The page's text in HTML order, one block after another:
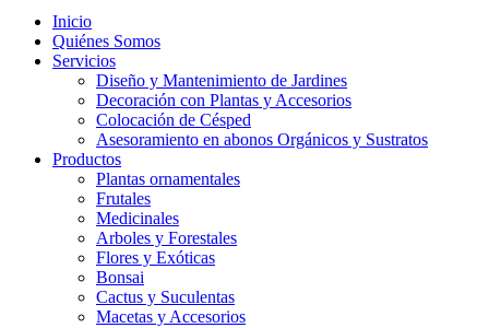
Inicio
Quiénes Somos
Servicios
Diseño y Mantenimiento de Jardines
Decoración con Plantas y Accesorios
Colocación de Césped
Asesoramiento en abonos Orgánicos y Sustratos
Productos
Plantas ornamentales
Frutales
Medicinales
Arboles y Forestales
Flores y Exóticas
Bonsai
Cactus y Suculentas
Macetas y Accesorios